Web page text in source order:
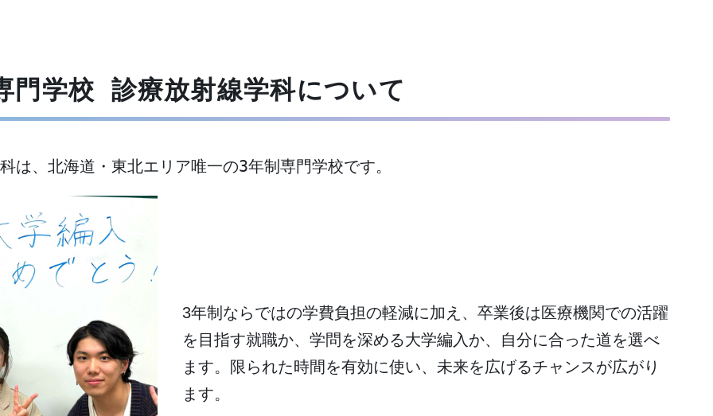
門学校 診療放射線学科について
は、北海道・東北エリア唯一の3年制専門学校です。
3年制ならではの学費負担の軽減に加え、卒業後は医療機関での活躍
を目指す就職か、学問を深める大学編入か、自分に合った道を選べ
ます。限られた時間を有効に使い、未来を広げるチャンスが広がり
ます。